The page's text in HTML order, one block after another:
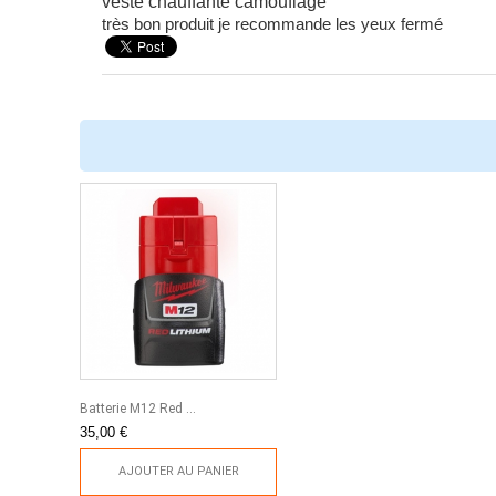
très bon produit je recommande les yeux fermé
Batterie M12 Red ...
35,00 €
AJOUTER AU PANIER